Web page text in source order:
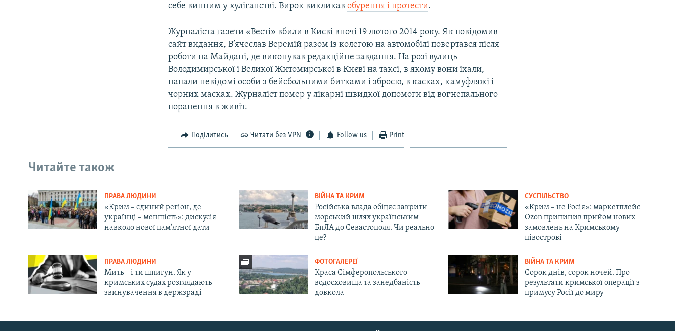
Русский
себе винним у хуліганстві. Вирок викликавобурення і протести.
Журналіста газети «Весті» вбили в Києві вночі 19 лютого 2014 року. Як повідомив
сайт видання, В’ячеслав Веремій разом із колегою на автомобілі повертався після
роботи на Майдані, де виконував редакційне завдання. На розі вулиць
Володимирської і Великої Житомирської в Києві на таксі, в якому вони їхали,
напали невідомі особи з бейсбольними битками і зброєю, в касках, камуфляжі і
чорних масках. Журналіст помер у лікарні швидкої допомоги від вогнепального
поранення в живіт.
Поділитись Читати без VPN Follow us Print
Читайте також
ПРАВА ЛЮДИНИ
«Крим – єдиний регіон, де
українці – меншість»: дискусія
навколо нової пам'ятної дати
ВІЙНА ТА КРИМ
Російська влада обіцяє закрити
морський шлях українським
БпЛА до Севастополя. Чи реально
це?
СУСПІЛЬСТВО
«Крим – не Росія»: маркетплейс
Ozon припинив прийом нових
замовлень на Кримському
півострові
ПРАВА ЛЮДИНИ
Мить – і ти шпигун. Як у
кримських судах розглядають
звинувачення в держзраді
ФОТОГАЛЕРЕЇ
Краса Сімферопольського
водосховища та занедбаність
довкола
ВІЙНА ТА КРИМ
Сорок днів, сорок ночей. Про
результати кримської операції з
примусу Росії до миру